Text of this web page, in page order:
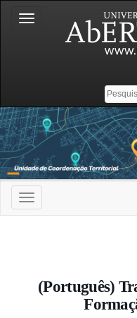
Toggle
navigation
Toggle
navigation
(Português)